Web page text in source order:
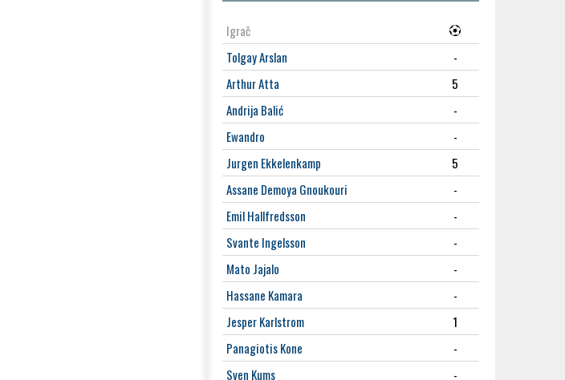
Igrač
Tolgay Arslan
-
Arthur Atta
5
Andrija Balić
-
Ewandro
-
Jurgen Ekkelenkamp
5
Assane Demoya Gnoukouri
-
Emil Hallfredsson
-
Svante Ingelsson
-
Mato Jajalo
-
Hassane Kamara
-
Jesper Karlstrom
1
Panagiotis Kone
-
Sven Kums
-